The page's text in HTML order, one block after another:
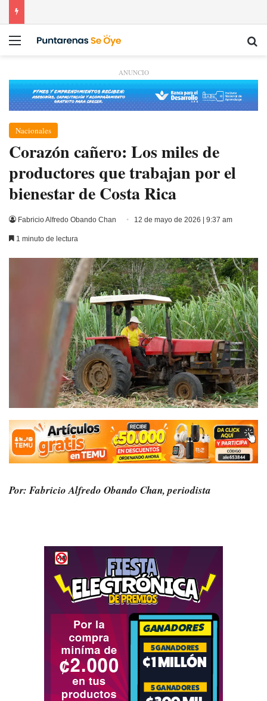
Menú
ANUNCIO
Nacionales
Corazón cañero: Los miles de
productores que trabajan por el
bienestar de Costa Rica
Fabricio Alfredo Obando Chan 12 de mayo de 2026 | 9:37 am
1 minuto de lectura
Por: Fabricio Alfredo Obando Chan, periodista